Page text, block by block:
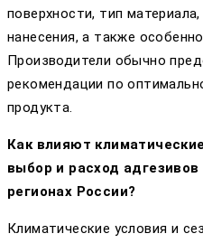
поверхности, тип
нанесения, а также
Производители обычно
рекомендации по
продукта.
Как влияют
выбор и расход
регионах России?
Климатические условия и